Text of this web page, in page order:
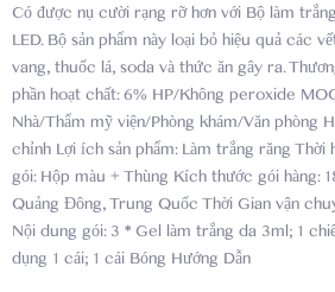
Có được nụ cười rạng rỡ hơn với Bộ làm
LED. Bộ sản phẩm này loại bỏ hiệu quả các
vang, thuốc lá, soda và thức ăn gây ra.
phần hoạt chất: 6% HP/Không peroxide
Nhà/Thẩm mỹ viện/Phòng khám/Văn phòng
chỉnh Lợi ích sản phẩm: Làm trắng răng Thời
gói: Hộp màu + Thùng Kích thước gói hàng:
Quảng Đông, Trung Quốc Thời Gian vận
Nội dung gói: 3 * Gel làm trắng da 3ml; 1
dụng 1 cái; 1 cái Bóng Hướng Dẫn